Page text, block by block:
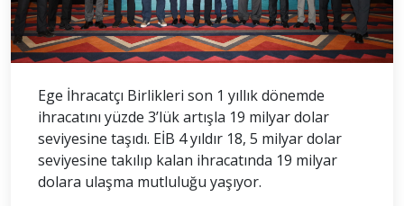
Ege İhracatçı Birlikleri son 1 yıllık dönemde
ihracatını yüzde 3’lük artışla 19 milyar dolar
seviyesine taşıdı. EİB 4 yıldır 18, 5 milyar dolar
seviyesine takılıp kalan ihracatında 19 milyar
dolara ulaşma mutluluğu yaşıyor.